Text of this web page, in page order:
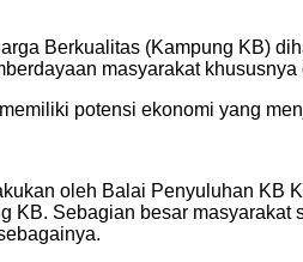
Berkualitas (Kampung KB)
masyarakat
potensi ekonomi yang
oleh Balai Penyuluhan KB
KB. Sebagian besar